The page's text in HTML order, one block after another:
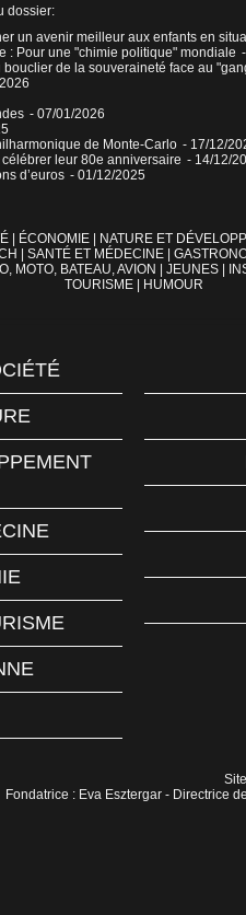
dossier:
un avenir meilleur aux enfants en
: Pour une "chimie politique" mondiale
de la souveraineté face au
- 07/01/2026
de Monte-Carlo - 17/12/
leur 80e anniversaire - 14/12/
d’euros - 01/12/2025
ÉCONOMIE NATURE ET
SANTÉ ET MÉDECINE
MOTO, BATEAU, AVION JEUNES
TOURISME
HUMOUR
Fondatrice : Eva Esztergar - Directrice